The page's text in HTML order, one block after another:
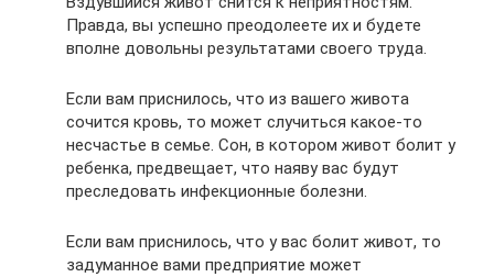
Правда, вы успешно преодолеете их и будете
вполне довольны результатами своего труда.
Если вам приснилось, что из вашего живота
сочится кровь, то может случиться какое-то
несчастье в семье. Сон, в котором живот болит у
ребенка, предвещает, что наяву вас будут
преследовать инфекционные болезни.
Если вам приснилось, что у вас болит живот, то
задуманное вами предприятие может